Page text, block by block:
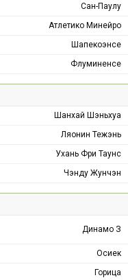
Сан-Паулу
Атлетико Минейро
Шапекоэнсе
Флуминенсе
Шанхай Шэньхуа
Ляонин Тежэнь
Ухань Фри Таунс
Чэнду Жунчэн
Динамо З
Осиек
Горица